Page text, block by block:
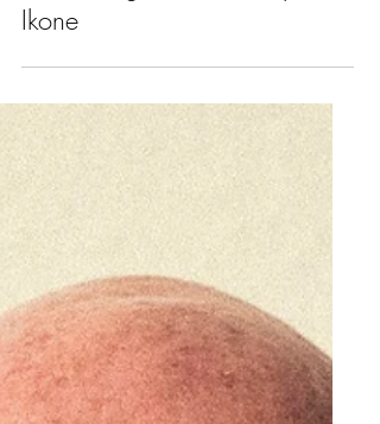
Rainer Braun – zum 85.